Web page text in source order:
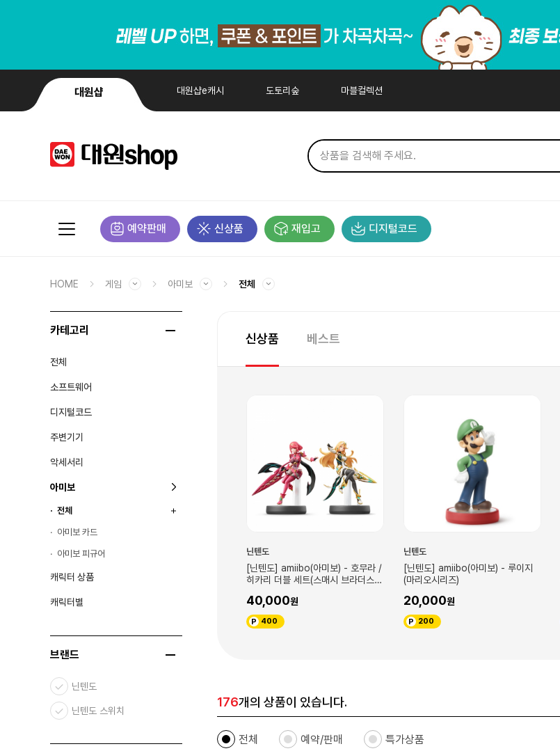
대원샵 대원샵e캐시 도토리숲 마블컬렉션
예약판매 신상품 재입고 디지털코드
HOME 게임 아미보 전체
카테고리
전체
소프트웨어
디지털코드
주변기기
악세서리
아미보
전체
아미보 카드
아미보 피규어
캐릭터 상품
캐릭터별
브랜드
닌텐도
닌텐도 스위치
신상품 베스트
닌텐도
히카리 더블 세트(스매시 브라더스
닌텐도
[닌텐도] amiibo(아미보) - 루이지
(마리오시리즈)
20,000
200
닌텐도
[닌텐도] amiibo(아미보) - 마리오
(마리오시리즈)
20,000
200
176개의 상품이 있습니다.
전체 예약/판매 특가상품